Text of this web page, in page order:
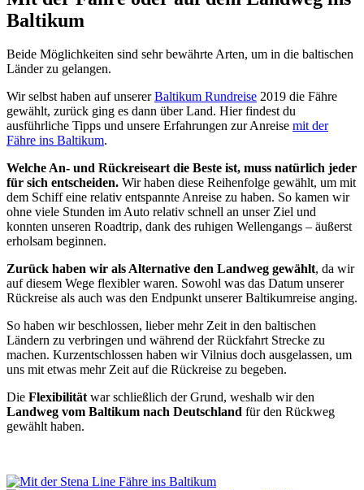
Baltikum
Beide Möglichkeiten sind sehr bewährte Arten, um in die baltischen
Länder zu gelangen.
Wir selbst haben auf unsererBaltikum Rundreise 2019 die Fähre
gewählt, zurück ging es dann über Land. Hier findest du
ausführliche Tipps und unsere Erfahrungen zur Anreise mit der
Fähre ins Baltikum.
Welche An- und Rückreiseart die Beste ist, muss natürlich jeder
für sich entscheiden. Wir haben diese Reihenfolge gewählt, um mit
dem Schiff eine relativ entspannte Anreise zu haben. So kamen wir
ohne viele Stunden im Auto relativ schnell an unser Ziel und
konnten unseren Roadtrip, dank des ruhigen Wellengangs – äußerst
erholsam beginnen.
Zurück haben wir als Alternative den Landweg gewählt, da wir
auf diesem Wege flexibler waren. Sowohl was das Datum unserer
Rückreise als auch was den Endpunkt unserer Baltikumreise anging.
So haben wir beschlossen, lieber mehr Zeit in den baltischen
Ländern zu verbringen und während der Rückfahrt Strecke zu
machen. Kurzentschlossen haben wir Vilnius doch ausgelassen, um
uns mit etwas mehr Zeit auf die Rückreise zu begeben.
Die Flexibilitätwar schließlich der Grund, weshalb wir den
Landweg vom Baltikum nach Deutschland für den Rückweg
gewählt haben.